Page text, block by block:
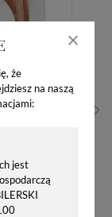
że
na naszą
jest